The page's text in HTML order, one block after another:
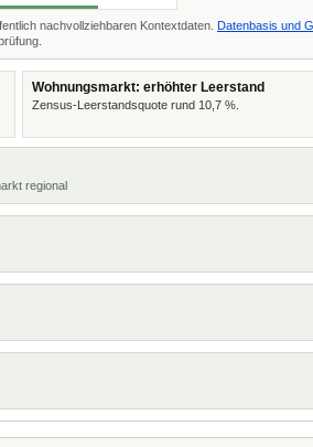
nachvollziehbaren Kontextdaten. Datenbasis und
Wohnungsmarkt: erhöhter Leerstand
Zensus-Leerstandsquote rund 10,7 %.
regional